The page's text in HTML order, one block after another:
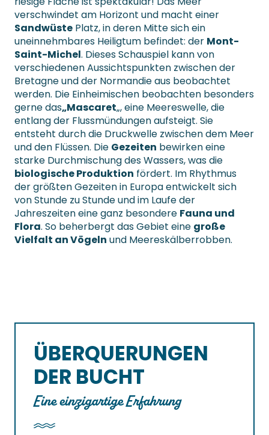
verschwindet am Horizont und macht einer
Sandwüste Platz, in deren Mitte sich ein
uneinnehmbares Heiligtum befindet: der Mont-
Saint-Michel. Dieses Schauspiel kann von
verschiedenen Aussichtspunkten zwischen der
Bretagne und der Normandie aus beobachtet
werden. Die Einheimischen beobachten besonders
gerne das„Mascaret„, eine Meereswelle, die
entlang der Flussmündungen aufsteigt. Sie
entsteht durch die Druckwelle zwischen dem Meer
und den Flüssen. Die Gezeiten bewirken eine
starke Durchmischung des Wassers, was die
biologische Produktion fördert. Im Rhythmus
der größten Gezeiten in Europa entwickelt sich
von Stunde zu Stunde und im Laufe der
Jahreszeiten eine ganz besondere Fauna und
Flora. So beherbergt das Gebiet eine große
Vielfalt an Vögeln und Meereskälberrobben.
ÜBERQUERUNGEN
DER BUCHT
Eine einzigartige Erfahrung